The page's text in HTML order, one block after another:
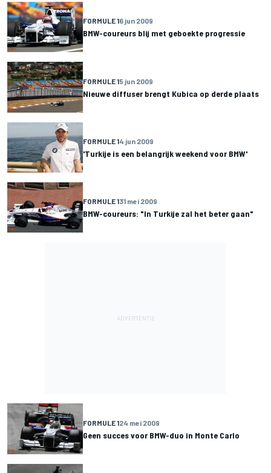
FORMULE 16 jun 2009
BMW-coureurs blij met geboekte progressie
FORMULE 15 jun 2009
Nieuwe diffuser brengt Kubica op derde plaats
FORMULE 14 jun 2009
'Turkije is een belangrijk weekend voor BMW'
FORMULE 131 mei 2009
BMW-coureurs: "In Turkije zal het beter gaan"
FORMULE 124 mei 2009
Geen succes voor BMW-duo in Monte Carlo